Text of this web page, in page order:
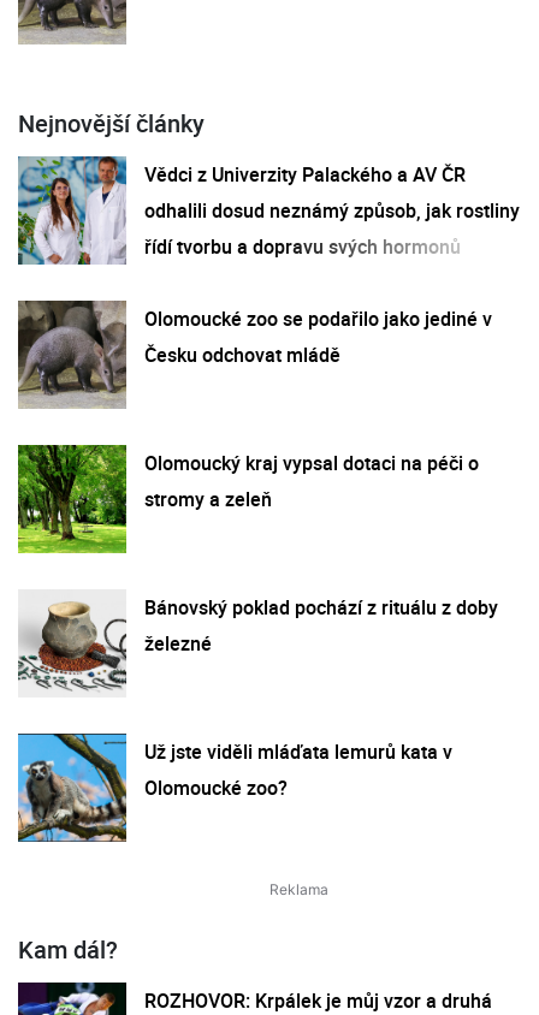
Nejnovější články
Vědci z Univerzity Palackého a AV ČR
odhalili dosud neznámý způsob, jak rostliny
řídí tvorbu a dopravu svých hormonů
Olomoucké zoo se podařilo jako jediné v
Česku odchovat mládě
Olomoucký kraj vypsal dotaci na péči o
stromy a zeleň
Bánovský poklad pochází z rituálu z doby
železné
Už jste viděli mláďata lemurů kata v
Olomoucké zoo?
Kam dál?
ROZHOVOR: Krpálek je můj vzor a druhá